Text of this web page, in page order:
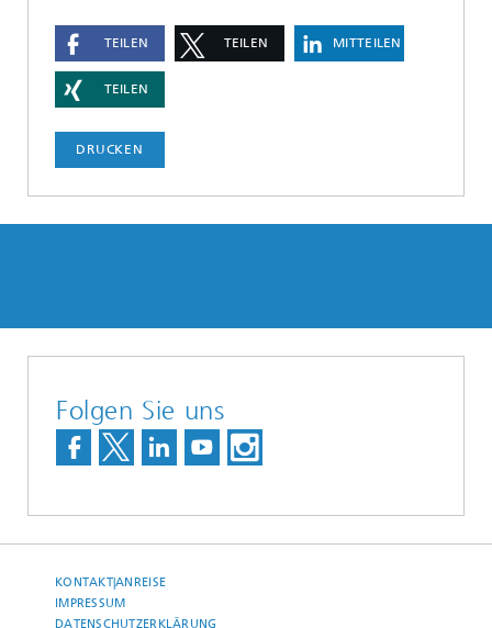
TEILEN TEILEN MITTEILEN
TEILEN
DRUCKEN
Folgen Sie uns
KONTAKT|ANREISE
IMPRESSUM
DATENSCHUTZERKLÄRUNG